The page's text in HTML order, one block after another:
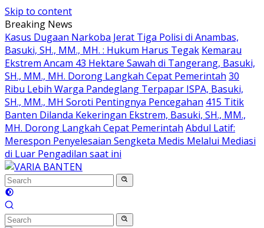
Skip to content
Breaking News
Kasus Dugaan Narkoba Jerat Tiga Polisi di Anambas,
Basuki, SH., MM., MH. : Hukum Harus Tegak Kemarau
Ekstrem Ancam 43 Hektare Sawah di Tangerang, Basuki,
SH., MM., MH. Dorong Langkah Cepat Pemerintah 30
Ribu Lebih Warga Pandeglang Terpapar ISPA, Basuki,
SH., MM., MH Soroti Pentingnya Pencegahan 415 Titik
Banten Dilanda Kekeringan Ekstrem, Basuki, SH., MM.,
MH. Dorong Langkah Cepat Pemerintah Abdul Latif:
Merespon Penyelesaian Sengketa Medis Melalui Mediasi
di Luar Pengadilan saat ini